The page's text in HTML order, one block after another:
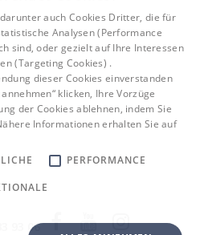
93 06
auch Cookies Dritter, die für
Analysen (Performance
sind, oder gezielt auf Ihre Interessen
(Targeting Cookies) .
dieser Cookies einverstanden
klicken, Ihre Vorzüge
der Cookies ablehnen, indem Sie
Informationen erhalten Sie auf
PERFORMANCE